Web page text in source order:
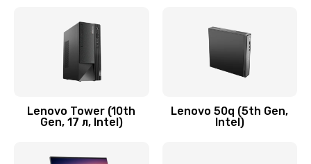
Замена задней крышки устройства
Замена микросхемы (звук, контроллер,
процессор)
Lenovo Tower (10th
Gen, 17 л, Intel)
Lenovo 50q (5th Gen,
Intel)